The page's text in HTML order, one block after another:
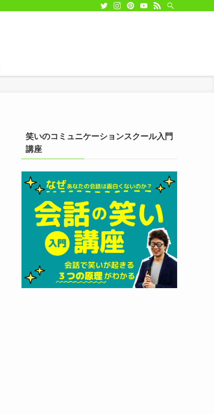
笑いのコミュニケーションスクール入門
講座